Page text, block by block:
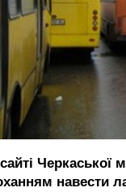
Черкаської
навести